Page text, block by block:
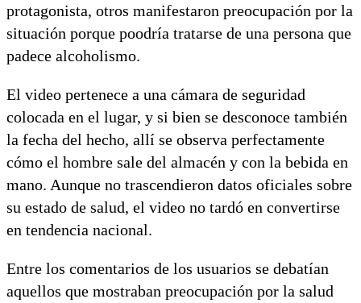
protagonista, otros manifestaron preocupación por la
situación porque poodría tratarse de una persona que
padece alcoholismo.
El video pertenece a una cámara de seguridad
colocada en el lugar, y si bien se desconoce también
la fecha del hecho, allí se observa perfectamente
cómo el hombre sale del almacén y con la bebida en
mano. Aunque no trascendieron datos oficiales sobre
su estado de salud, el video no tardó en convertirse
en tendencia nacional.
Entre los comentarios de los usuarios se debatían
aquellos que mostraban preocupación por la salud